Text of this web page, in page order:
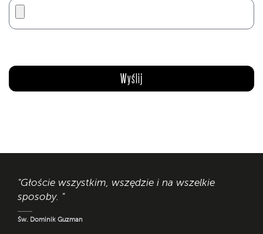
"Głoście wszystkim, wszędzie i na wszelkie
sposoby. "
Św. Dominik Guzman